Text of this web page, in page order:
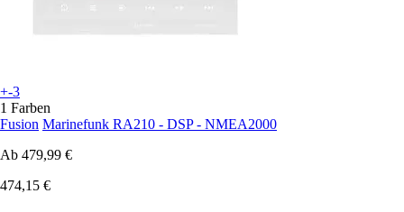
+-3
1 Farben
Fusion Marinefunk RA210 - DSP - NMEA2000
Ab 479,99 €
474,15 €